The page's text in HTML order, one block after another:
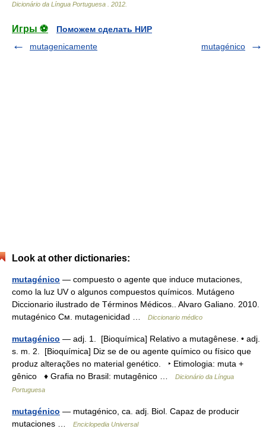
Dicionário da Língua Portuguesa 2012
Игры ⚽
Поможем сделать НИР
mutagenicamente
mutagénico
Look at other dictionaries:
mutagénico — compuesto o agente que induce mutaciones,
como la luz UV o algunos compuestos químicos. Mutágeno
Diccionario ilustrado de Términos Médicos.. Alvaro Galiano. 2010.
mutagénico См. mutagenicidad …
Diccionario médico
mutagénico — adj. 1. [Bioquímica] Relativo a mutagênese. • adj.
s. m. 2. [Bioquímica] Diz se de ou agente químico ou físico que
produz alterações no material genético. ‣ Etimologia: muta +
gênico ♦ Grafia no Brasil: mutagênico …
Dicionário da Língua
Portuguesa
mutagénico — mutagénico, ca. adj. Biol. Capaz de producir
mutaciones …
Enciclopedia Universal